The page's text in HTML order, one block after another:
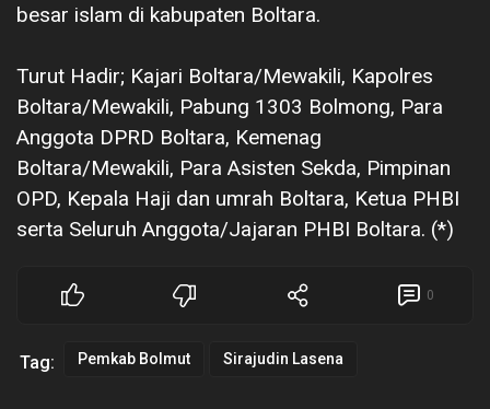
besar islam di kabupaten Boltara.
‎Turut Hadir; Kajari Boltara/Mewakili, Kapolres
Boltara/Mewakili, Pabung 1303 Bolmong, Para
Anggota DPRD Boltara, Kemenag
Boltara/Mewakili, Para Asisten Sekda, Pimpinan
OPD, Kepala Haji dan umrah Boltara, Ketua PHBI
serta Seluruh Anggota/Jajaran PHBI Boltara. (*)
0
Tag: Pemkab Bolmut Sirajudin Lasena